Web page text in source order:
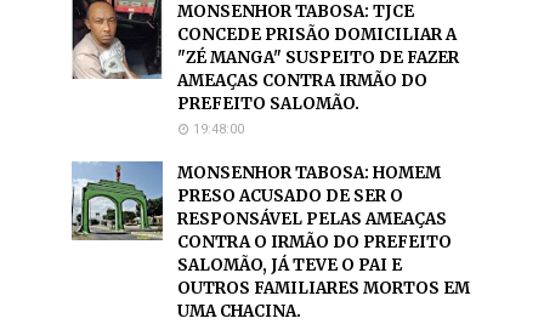
MONSENHOR TABOSA: TJCE
CONCEDE PRISÃO DOMICILIAR A
"ZÉ MANGA" SUSPEITO DE FAZER
AMEAÇAS CONTRA IRMÃO DO
PREFEITO SALOMÃO.
19:48:00
MONSENHOR TABOSA: HOMEM
PRESO ACUSADO DE SER O
RESPONSÁVEL PELAS AMEAÇAS
CONTRA O IRMÃO DO PREFEITO
SALOMÃO, JÁ TEVE O PAI E
OUTROS FAMILIARES MORTOS EM
UMA CHACINA.